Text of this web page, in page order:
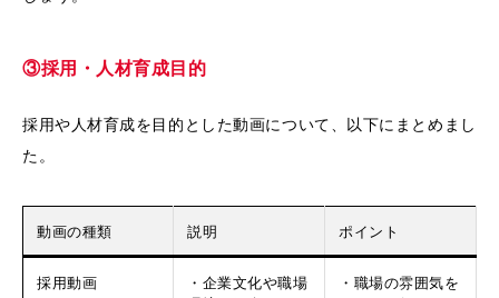
③採用・人材育成目的
採用や人材育成を目的とした動画について、以下にまとめまし
た。
動画の種類 説明 ポイント
採用動画
・企業文化や職場
・職場の雰囲気を